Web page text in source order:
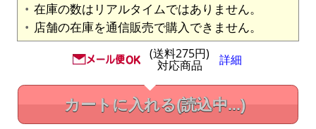
在庫の数はリアルタイムではありません。
店舗の在庫を通信販売で購入できません。
(送料275円)
対応商品 詳細
カートに入れる(読込中...)